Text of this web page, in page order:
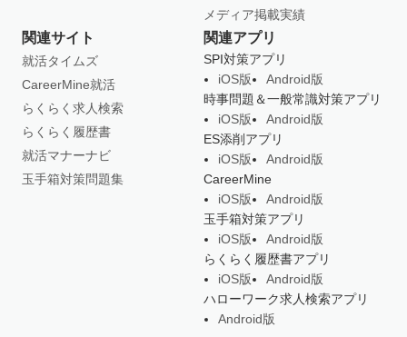
メディア掲載実績
関連サイト
就活タイムズ
CareerMine就活
らくらく求人検索
らくらく履歴書
就活マナーナビ
玉手箱対策問題集
関連アプリ
SPI対策アプリ
iOS版
Android版
時事問題＆一般常識対策アプリ
iOS版
Android版
ES添削アプリ
iOS版
Android版
CareerMine
iOS版
Android版
玉手箱対策アプリ
iOS版
Android版
らくらく履歴書アプリ
iOS版
Android版
ハローワーク求人検索アプリ
Android版